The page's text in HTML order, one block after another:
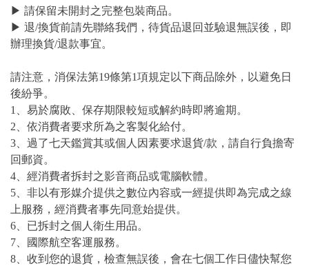
▶ 請保留未開封之完整包裝商品。
▶ 退/換貨前請先聯絡我們，待貨品退回並驗退無誤後，即
辦理換貨/退款事宜。
請注意，消保法第19條第1項規定以下商品除外，以避免日
後紛爭。
1、易於腐敗、保存期限較短或解約時即將逾期。
2、依消費者要求所為之客製化給付。
3、過了七天鑑賞其或個人因素要求退貨/款，請自行負擔寄
回郵資。
4、經消費者拆封之影音商品或電腦軟體。
5、非以有形媒介提供之數位內容或一經提供即為完成之線
上服務，經消費者事先同意始提供。
6、已拆封之個人衛生用品。
7、國際航空客運服務。
8、收到您的退貨，檢查無誤後，會在七個工作日儘快幫您